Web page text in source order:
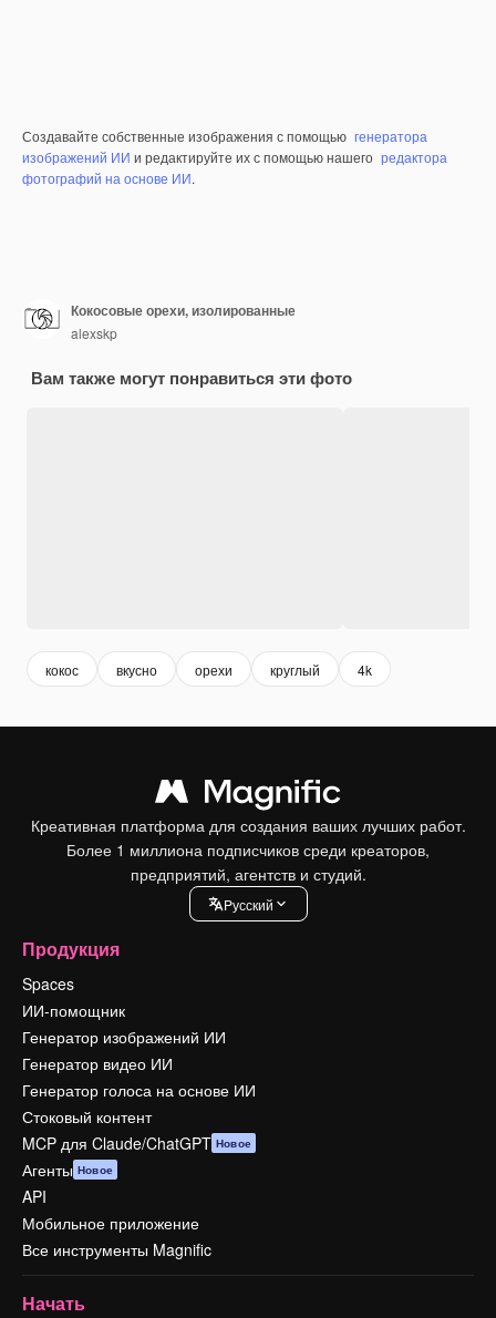
Создавайте собственные изображения с помощью генератора
изображений ИИ и редактируйте их с помощью нашего редактора
фотографий на основе ИИ.
Кокосовые орехи, изолированные
alexskp
Вам также могут понравиться эти фото
кокос вкусно орехи круглый 4k
Креативная платформа для создания ваших лучших работ.
Более 1 миллиона подписчиков среди креаторов,
предприятий, агентств и студий.
Pусский
Продукция
Spaces
ИИ-помощник
Генератор изображений ИИ
Генератор видео ИИ
Генератор голоса на основе ИИ
Стоковый контент
MCP для Claude/ChatGPT Новое
Агенты Новое
API
Мобильное приложение
Все инструменты Magnific
Начать